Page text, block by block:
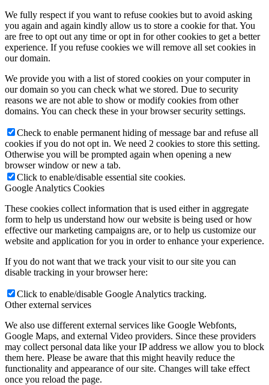
Naše priestory
KONTAKT
Menu Menu
We fully respect if you want to refuse cookies but to avoid asking
you again and again kindly allow us to store a cookie for that. You
are free to opt out any time or opt in for other cookies to get a better
experience. If you refuse cookies we will remove all set cookies in
our domain.
We provide you with a list of stored cookies on your computer in
our domain so you can check what we stored. Due to security
reasons we are not able to show or modify cookies from other
domains. You can check these in your browser security settings.
Check to enable permanent hiding of message bar and refuse all
cookies if you do not opt in. We need 2 cookies to store this setting.
Otherwise you will be prompted again when opening a new
browser window or new a tab.
Click to enable/disable essential site cookies.
Google Analytics Cookies
These cookies collect information that is used either in aggregate
form to help us understand how our website is being used or how
effective our marketing campaigns are, or to help us customize our
website and application for you in order to enhance your experience.
If you do not want that we track your visit to our site you can
disable tracking in your browser here:
Click to enable/disable Google Analytics tracking.
Other external services
We also use different external services like Google Webfonts,
Google Maps, and external Video providers. Since these providers
may collect personal data like your IP address we allow you to block
them here. Please be aware that this might heavily reduce the
functionality and appearance of our site. Changes will take effect
once you reload the page.